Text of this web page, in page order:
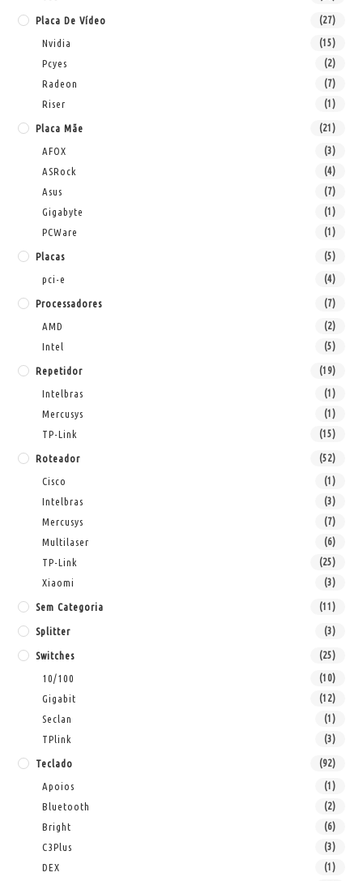
Placa De Vídeo (27)
Nvidia (15)
Pcyes (2)
Radeon (7)
Riser (1)
Placa Mãe (21)
AFOX (3)
ASRock (4)
Asus (7)
Gigabyte (1)
PCWare (1)
Placas (5)
pci-e (4)
Processadores (7)
AMD (2)
Intel (5)
Repetidor (19)
Intelbras (1)
Mercusys (1)
TP-Link (15)
Roteador (52)
Cisco (1)
Intelbras (3)
Mercusys (7)
Multilaser (6)
TP-Link (25)
Xiaomi (3)
Sem Categoria (11)
Splitter (3)
Switches (25)
10/100 (10)
Gigabit (12)
Seclan (1)
TPlink (3)
Teclado (92)
Apoios (1)
Bluetooth (2)
Bright (6)
C3Plus (3)
DEX (1)